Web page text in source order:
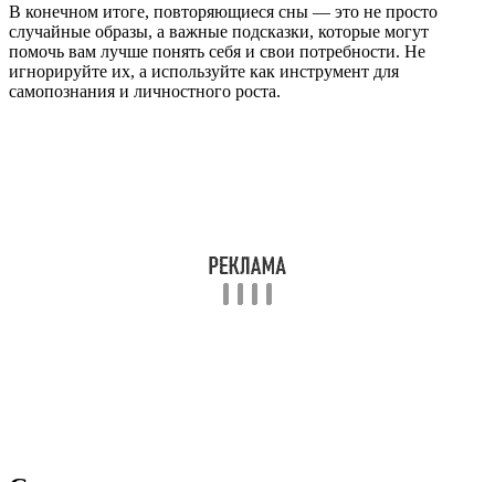
В конечном итоге, повторяющиеся сны — это не просто
случайные образы, а важные подсказки, которые могут
помочь вам лучше понять себя и свои потребности. Не
игнорируйте их, а используйте как инструмент для
самопознания и личностного роста.